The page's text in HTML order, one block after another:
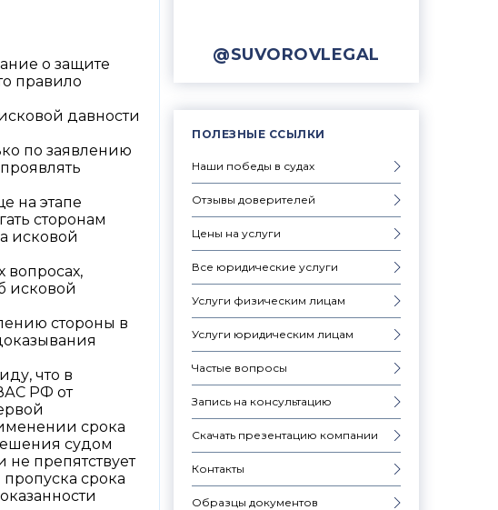
@SUVOROVLEGAL
ПОЛЕЗНЫЕ ССЫЛКИ
Наши победы в судах
Отзывы доверителей
Цены на услуги
Все юридические услуги
Услуги физическим лицам
Услуги юридическим лицам
Частые вопросы
Запись на консультацию
Скачать презентацию компании
Контакты
Образцы документов
о защите
правило
давности
по заявлению
на этапе
сторонам
исковой
вопросах,
исковой
стороны в
что в
РФ от
срока
судом
препятствует
срока